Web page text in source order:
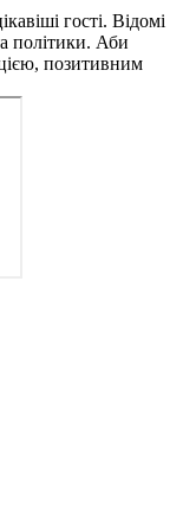
гості. Відомі
політики. Аби
позитивним